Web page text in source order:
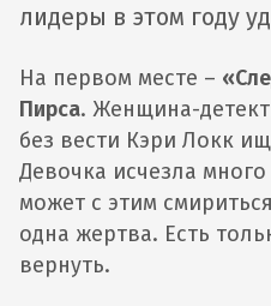
лидеры в этом году
На первом месте –
Пирса. Женщина-
без вести Кэри Локк
Девочка исчезла
может с этим
одна жертва. Есть
вернуть.